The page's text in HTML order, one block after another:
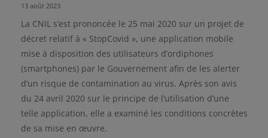
13 août 2023
La CNIL s’est prononcée le 25 mai 2020 sur un projet de
décret relatif à « StopCovid », une application mobile
mise à disposition des utilisateurs d’ordiphones
(smartphones) par le Gouvernement afin de les alerter
d’un risque de contamination au virus. Après son avis
du 24 avril 2020 sur le principe de l’utilisation d’une
telle application, elle a examiné les conditions concrètes
de sa mise en œuvre.